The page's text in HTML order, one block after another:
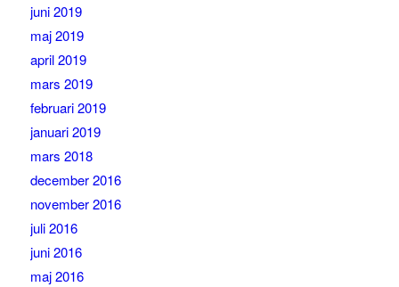
juni 2019
maj 2019
april 2019
mars 2019
februari 2019
januari 2019
mars 2018
december 2016
november 2016
juli 2016
juni 2016
maj 2016